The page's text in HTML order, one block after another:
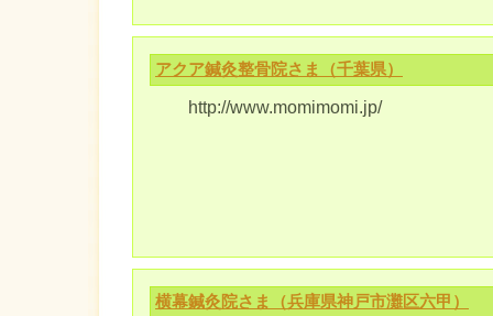
アクア鍼灸整骨院さま（千葉県）
http://www.momimomi.jp/
横幕鍼灸院さま（兵庫県神戸市灘区六甲）